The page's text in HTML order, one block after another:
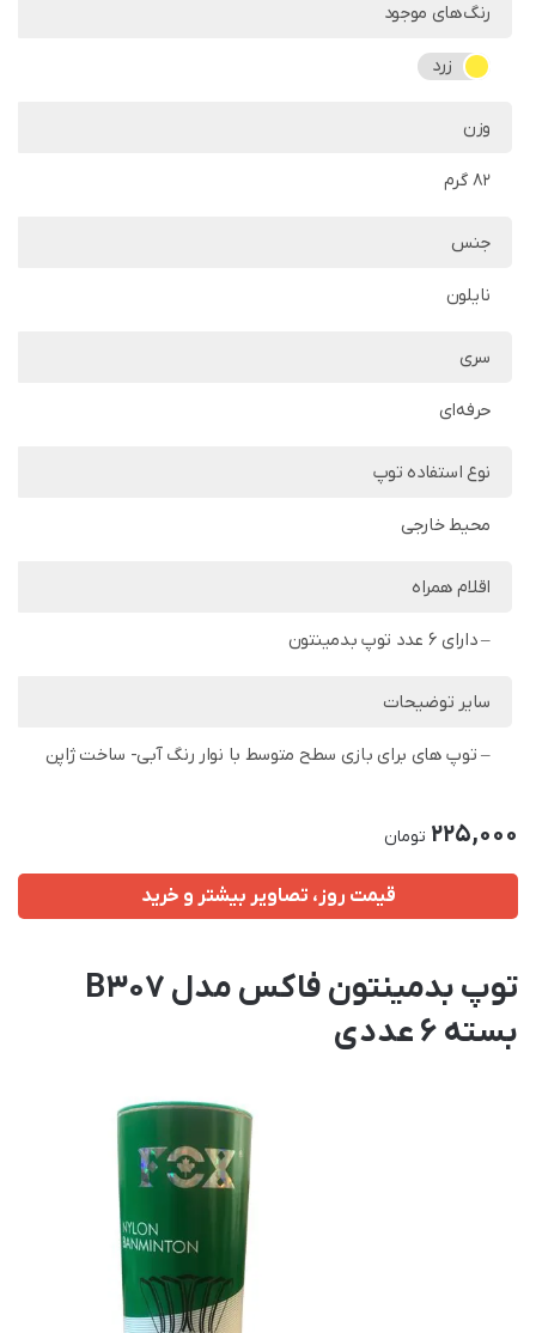
رنگ‌های موجود
زرد
وزن
82 گرم
جنس
نایلون
سری
حرفه‌ای
نوع استفاده توپ
محیط خارجی
اقلام همراه
– دارای 6 عدد توپ بدمینتون
سایر توضیحات
– توپ های برای بازی سطح متوسط با نوار رنگ آبی- ساخت ژاپن
225,000 تومان
قیمت روز، تصاویر بیشتر و خرید
توپ بدمینتون فاکس مدل B307
بسته 6 عددی